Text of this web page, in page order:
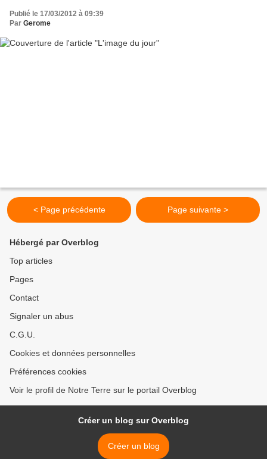
Publié le 17/03/2012 à 09:39
Par Gerome
< Page précédente Page suivante >
Hébergé par Overblog
Top articles
Pages
Contact
Signaler un abus
C.G.U.
Cookies et données personnelles
Préférences cookies
Voir le profil de Notre Terre sur le portail Overblog
Créer un blog sur Overblog
Créer un blog